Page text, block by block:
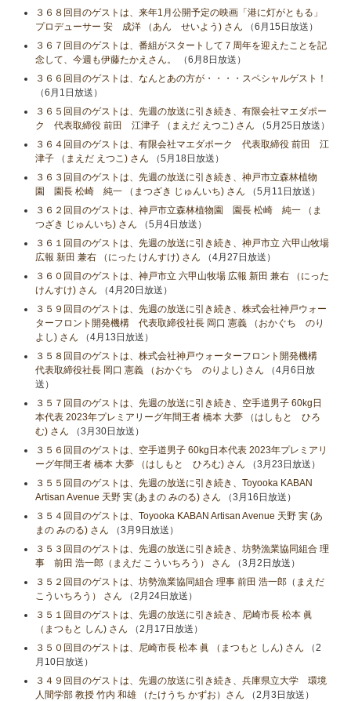
３６８回目のゲストは、来年1月公開予定の映画「港に灯がともる」
プロデューサー 安 成洋 （あん せいよう) さん （6月15日放送）
３６７回目のゲストは、番組がスタートして７周年を迎えたことを記
念して、今週も伊藤たかえさん。
（6月8日放送）
３６６回目のゲストは、なんとあの方が・・・・スペシャルゲスト！
（6月1日放送）
３６５回目のゲストは、先週の放送に引き続き、有限会社マエダポー
ク 代表取締役 前田 江津子 （まえだ えつこ) さん （5月25日放送）
３６４回目のゲストは、有限会社マエダポーク 代表取締役 前田 江
津子 （まえだ えつこ) さん （5月18日放送）
３６３回目のゲストは、先週の放送に引き続き、神戸市立森林植物
園 園長 松崎 純一 （まつざき じゅんいち) さん （5月11日放送）
３６２回目のゲストは、神戸市立森林植物園 園長 松崎 純一 （ま
つざき じゅんいち) さん （5月4日放送）
３６１回目のゲストは、先週の放送に引き続き、神戸市立 六甲山牧場
広報 新田 兼右 （にった けんすけ) さん （4月27日放送）
３６０回目のゲストは、神戸市立 六甲山牧場 広報 新田 兼右 （にった
けんすけ) さん （4月20日放送）
３５９回目のゲストは、先週の放送に引き続き、株式会社神戸ウォー
ターフロント開発機構 代表取締役社長 岡口 憲義 （おかぐち のり
よし) さん （4月13日放送）
３５８回目のゲストは、株式会社神戸ウォーターフロント開発機構
代表取締役社長 岡口 憲義 （おかぐち のりよし) さん （4月6日放
送）
３５７回目のゲストは、先週の放送に引き続き、空手道男子 60kg日
本代表 2023年プレミアリーグ年間王者 橋本 大夢 （はしもと ひろ
む) さん （3月30日放送）
３５６回目のゲストは、空手道男子 60kg日本代表 2023年プレミアリ
ーグ年間王者 橋本 大夢 （はしもと ひろむ) さん （3月23日放送）
３５５回目のゲストは、先週の放送に引き続き、Toyooka KABAN
Artisan Avenue 天野 実 (あまの みのる) さん （3月16日放送）
３５４回目のゲストは、Toyooka KABAN Artisan Avenue 天野 実 (あ
まの みのる) さん （3月9日放送）
３５３回目のゲストは、先週の放送に引き続き、坊勢漁業協同組合 理
事 前田 浩一郎（まえだ こういちろう） さん （3月2日放送）
３５２回目のゲストは、坊勢漁業協同組合 理事 前田 浩一郎（まえだ
こういちろう） さん （2月24日放送）
３５１回目のゲストは、先週の放送に引き続き、尼崎市長 松本 眞
（まつもと しん) さん （2月17日放送）
３５０回目のゲストは、尼崎市長 松本 眞 （まつもと しん) さん （2
月10日放送）
３４９回目のゲストは、先週の放送に引き続き、兵庫県立大学 環境
人間学部 教授 竹内 和雄 （たけうち かずお）さん （2月3日放送）